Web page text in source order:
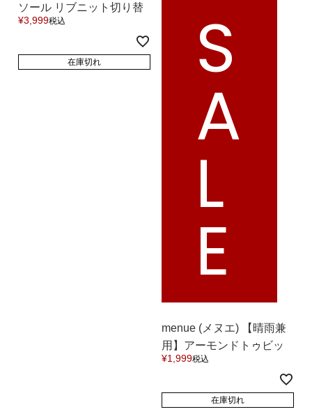
ソール リブニット切り替
え レインブーツ 送料無料
¥3,999税込
在庫切れ S
A
L
E
menue (メヌエ) 【晴雨兼
用】アーモンドトゥビッ
トローファー 送料無料
¥1,999税込
在庫切れ